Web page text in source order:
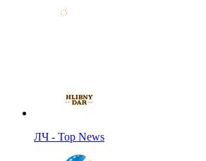
ЛЧ - Top News